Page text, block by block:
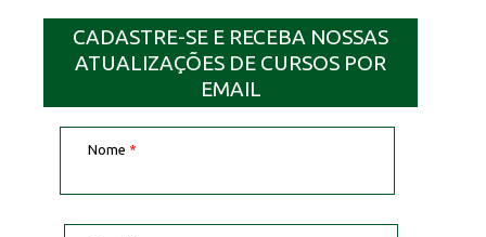
CADASTRE-SE E RECEBA NOSSAS
ATUALIZAÇÕES DE CURSOS POR
EMAIL
Nome *